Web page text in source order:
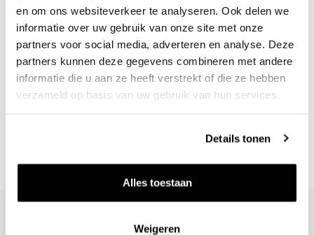
en om ons websiteverkeer te analyseren. Ook delen we
informatie over uw gebruik van onze site met onze
partners voor social media, adverteren en analyse. Deze
partners kunnen deze gegevens combineren met andere
informatie die u aan ze heeft verstrekt of die ze hebben
verzameld op basis van uw gebruik van hun services.
Details tonen
Alles toestaan
Weigeren
Nieuws & inspiratie in Vineé Vineuse
Alle wijnen direct van de wijnboer
Gratis thuisbezorgd vanaf €115,00